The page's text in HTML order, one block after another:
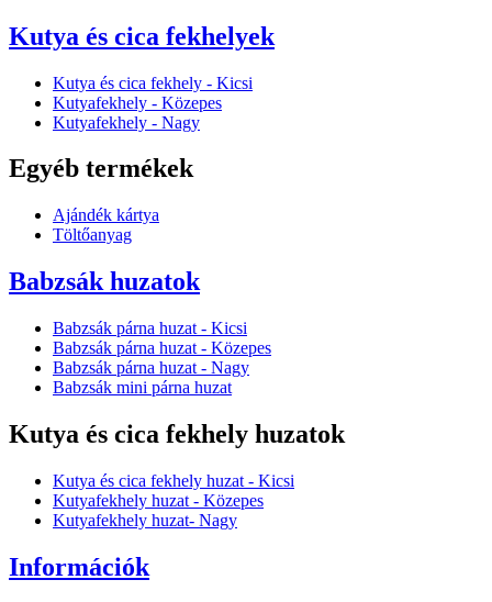
Kutya és cica fekhelyek
Kutya és cica fekhely - Kicsi
Kutyafekhely - Közepes
Kutyafekhely - Nagy
Egyéb termékek
Ajándék kártya
Töltőanyag
Babzsák huzatok
Babzsák párna huzat - Kicsi
Babzsák párna huzat - Közepes
Babzsák párna huzat - Nagy
Babzsák mini párna huzat
Kutya és cica fekhely huzatok
Kutya és cica fekhely huzat - Kicsi
Kutyafekhely huzat - Közepes
Kutyafekhely huzat- Nagy
Információk